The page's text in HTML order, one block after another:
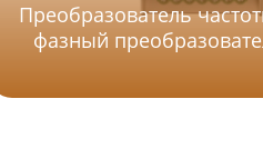
Преобразователь
фазный